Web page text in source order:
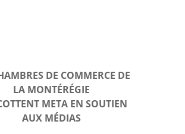
DE COMMERCE DE
LA MONTÉRÉGIE
META EN SOUTIEN
AUX MÉDIAS